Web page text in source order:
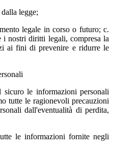
legge;
legale in corso o futuro; c.
i nostri diritti legali, compresa la
ai fini di prevenire e ridurre le
sicuro le informazioni personali
tutte le ragionevoli precauzioni
dall'eventualità di perdita,
le informazioni fornite negli